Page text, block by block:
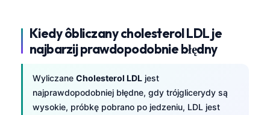
Kiedy ôbliczany cholesterol LDL je
najbarzij prawdopodobnie błędny
Wyliczane Cholesterol LDL jest
najprawdopodobniej błędne, gdy trójglicerydy są
wysokie, próbkę pobrano po jedzeniu, LDL jest